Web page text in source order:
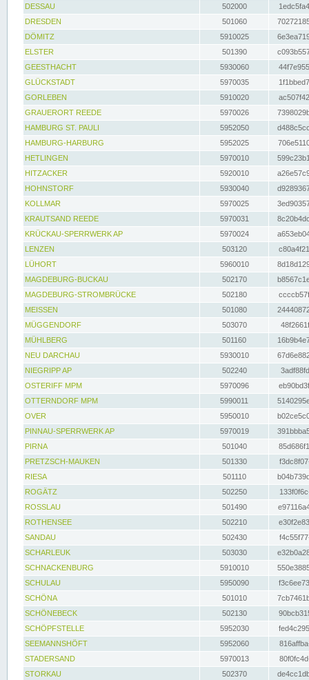
DESSAU
502000
DRESDEN
501060
DÖMITZ
5910025
ELSTER
501390
GEESTHACHT
5930060
GLÜCKSTADT
5970035
GORLEBEN
5910020
GRAUERORT REEDE
5970026
HAMBURG ST. PAULI
5952050
HAMBURG-HARBURG
5952025
HETLINGEN
5970010
HITZACKER
5920010
HOHNSTORF
5930040
KOLLMAR
5970025
KRAUTSAND REEDE
5970031
KRÜCKAU-SPERRWERK AP
5970024
LENZEN
503120
LÜHORT
5960010
MAGDEBURG-BUCKAU
502170
MAGDEBURG-STROMBRÜCKE
502180
MEISSEN
501080
MÜGGENDORF
503070
MÜHLBERG
501160
NEU DARCHAU
5930010
NIEGRIPP AP
502240
OSTERIFF MPM
5970096
OTTERNDORF MPM
5990011
OVER
5950010
PINNAU-SPERRWERK AP
5970019
PIRNA
501040
PRETZSCH-MAUKEN
501330
RIESA
501110
ROGÄTZ
502250
ROSSLAU
501490
ROTHENSEE
502210
SANDAU
502430
SCHARLEUK
503030
SCHNACKENBURG
5910010
SCHULAU
5950090
SCHÖNA
501010
SCHÖNEBECK
502130
SCHÖPFSTELLE
5952030
SEEMANNSHÖFT
5952060
STADERSAND
5970013
STORKAU
502370